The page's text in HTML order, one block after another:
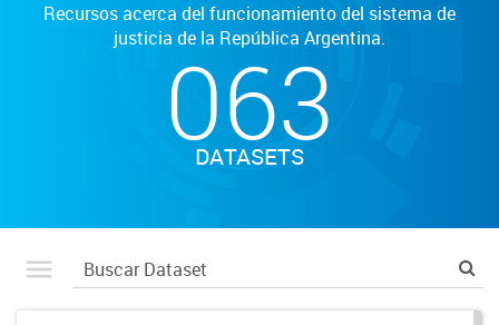
Recursos acerca del funcionamiento del sistema de
justicia de la República Argentina.
063
DATASETS